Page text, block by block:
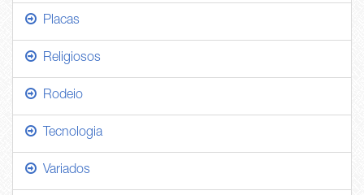
Placas
Religiosos
Rodeio
Tecnologia
Variados